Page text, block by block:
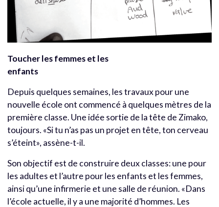
Toucher les femmes et les
enfants
Depuis quelques semaines, les travaux pour une
nouvelle école ont commencé à quelques mètres de la
première classe. Une idée sortie de la tête de Zimako,
toujours. «Si tu n’as pas un projet en tête, ton cerveau
s’éteint», assène-t-il.
Son objectif est de construire deux classes: une pour
les adultes et l’autre pour les enfants et les femmes,
ainsi qu’une infirmerie et une salle de réunion. «Dans
l’école actuelle, il y a une majorité d’hommes. Les